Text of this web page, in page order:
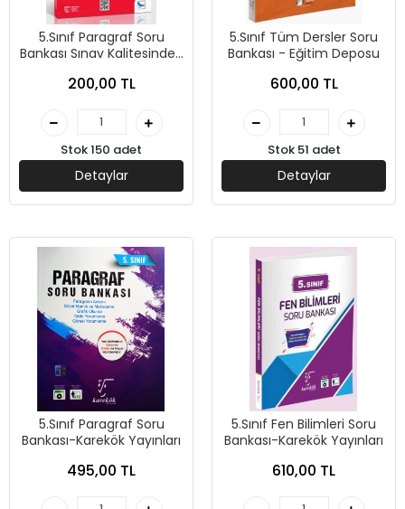
5.Sınıf Paragraf Soru
Bankası Sınav Kalitesinde-
200,00 TL
Stok 150 adet
Detaylar
5.Sınıf Tüm Dersler Soru
Bankası - Eğitim Deposu
600,00 TL
Stok 51 adet
Detaylar
5.Sınıf Paragraf Soru
Bankası-Karekök Yayınları
495,00 TL
5.Sınıf Fen Bilimleri Soru
Bankası-Karekök Yayınları
610,00 TL